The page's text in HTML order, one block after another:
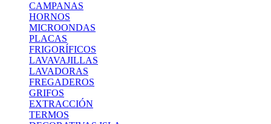
CAMPANAS
HORNOS
MICROONDAS
PLACAS
FRIGORÍFICOS
LAVAVAJILLAS
LAVADORAS
FREGADEROS
GRIFOS
EXTRACCIÓN
TERMOS